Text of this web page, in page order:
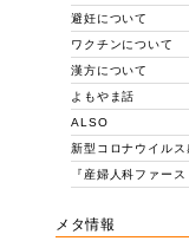
避妊について
ワクチンについて
漢方について
よもやま話
ALSO
新型コロナウイルス
『産婦人科ファー
メタ情報